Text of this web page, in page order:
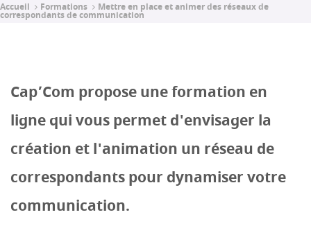
Accueil Formations Mettre en place et animer des réseaux de
correspondants de communication
Cap’Com propose une formation en
ligne qui vous permet d'envisager la
création et l'animation un réseau de
correspondants pour dynamiser votre
communication.